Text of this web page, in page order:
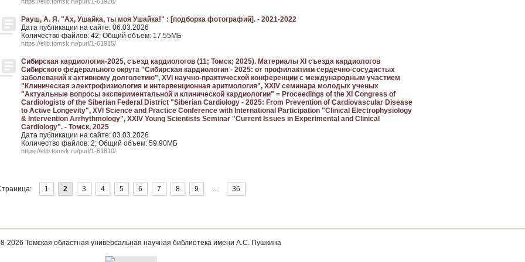
Рауш, А. Я. "Ах, Ушайка, ты моя Ушайка!" : [подборка фотографий]. - 2021-2022
Дата публикации на сайте: 06.03.2026
Количество файлов: 42; Общий объем: 17.55МБ
https://elib.tomsk.ru/purl/1-61915/
Сибирская кардиология-2025, съезд кардиологов (11; Томск; 2025). Материалы XI съезда кардиологов
Сибирского федерального округа "Сибирская кардиология - 2025: от профилактики сердечно-сосудистых
заболеваний к активному долголетию", XVI научно-практической конференции с международным участием
"Клиническая электрофизиология и интервенционная аритмология", XXIV семинара молодых ученых
"Актуальные вопросы экспериментальной и клинической кардиологии" = Proceedings of the XI Congress of
Cardiologists of the Siberian Federal District "Siberian Cardiology - 2025: From Prevention of Cardiovascular Disease
to Active Longevity", XVI Science and Practice Conference with International Participation "Clinical Electrophysiology
& Intervention Arrhythmology", XXIV Young Scientists Seminar "Current Issues in Experimental and Clinical
Cardiology". - Томск, 2025
Дата публикации на сайте: 03.03.2026
Количество файлов: 2; Общий объем: 59.90МБ
https://elib.tomsk.ru/purl/1-61810/
1 2 3 4 5 6 7 8 9 ... 36
2026 Томская областная универсальная научная библиотека имени А.С. Пушкина